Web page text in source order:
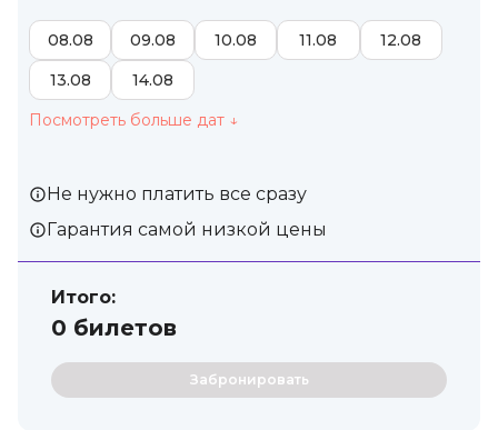
08.08 09.08 10.08 11.08
12.08
13.08
14.08
Посмотреть больше дат ↓
Не нужно платить все сразу
Гарантия самой низкой цены
Итого:
0 билетов
Забронировать